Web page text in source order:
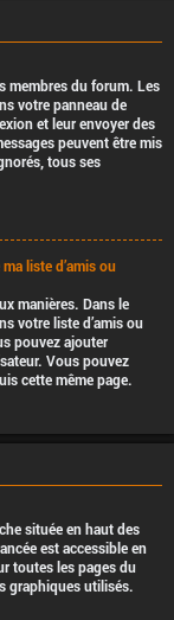
membres du forum. Les
votre panneau de
et leur envoyer des
peuvent être mis
tous ses
liste d’amis ou
manières. Dans le
votre liste d’amis ou
pouvez ajouter
Vous pouvez
cette même page.
située en haut des
est accessible en
toutes les pages du
graphiques utilisés.